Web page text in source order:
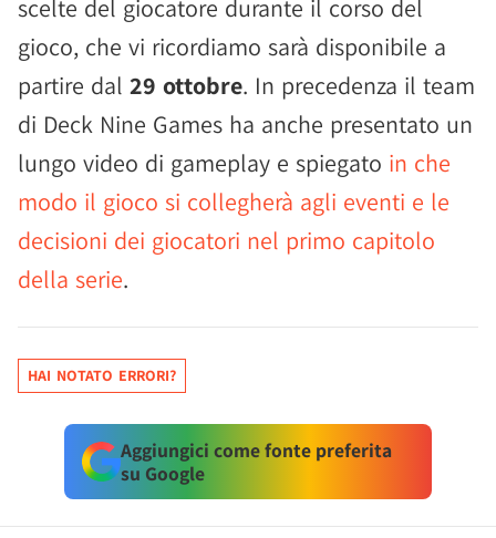
scelte del giocatore durante il corso del
gioco, che vi ricordiamo sarà disponibile a
partire dal 29 ottobre. In precedenza il team
di Deck Nine Games ha anche presentato un
lungo video di gameplay e spiegato in che
modo il gioco si collegherà agli eventi e le
decisioni dei giocatori nel primo capitolo
della serie.
HAI NOTATO ERRORI?
Aggiungici come fonte preferita
su Google